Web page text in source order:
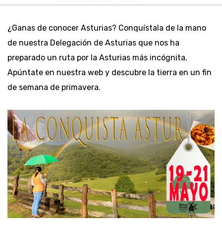
¿Ganas de conocer Asturias? Conquístala de la mano
de nuestra Delegación de Asturias que nos ha
preparado un ruta por la Asturias más incógnita.
Apúntate en nuestra web y descubre la tierra en un fin
de semana de primavera.